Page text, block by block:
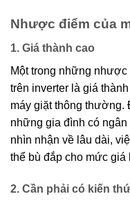
Nhược điểm của
1. Giá thành cao
Một trong những
trên inverter là giá
máy giặt thông thường.
những gia đình có
nhìn nhận về lâu dài,
thể bù đắp cho mức giá
2. Cần phải có kiến